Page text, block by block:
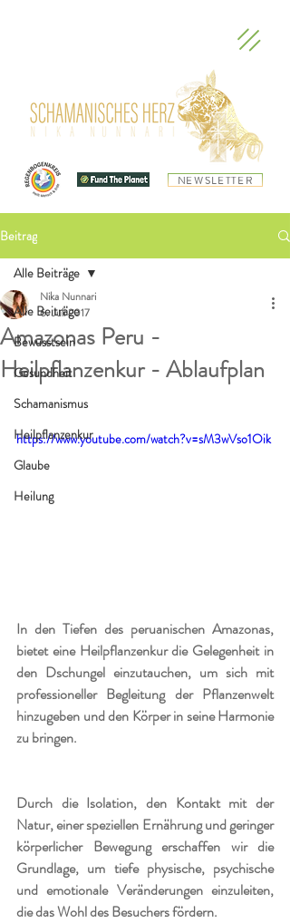
NEWSLETTER
Beitrag
Alle Beiträge
Bewusstsein
Gesundheit
Schamanismus
Heilpflanzenkur
Glaube
Heilung
Alle Beiträge
Amazonas Peru -
Heilpflanzenkur - Ablaufplan
Nika Nunnari
6. Juli 2017
https://www.youtube.com/watch?v=sM3wVso1Oik
In den Tiefen des peruanischen Amazonas,
bietet eine Heilpflanzenkur die Gelegenheit in
den Dschungel einzutauchen, um sich mit
professioneller Begleitung der Pflanzenwelt
hinzugeben und den Körper in seine Harmonie
zu bringen.
Durch die Isolation, den Kontakt mit der
Natur, einer speziellen Ernährung und geringer
körperlicher Bewegung erschaffen wir die
Grundlage, um tiefe physische, psychische
und emotionale Veränderungen einzuleiten,
die das Wohl des Besuchers fördern.